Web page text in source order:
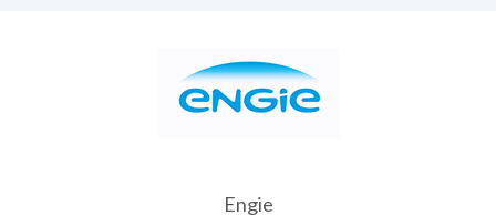
Engie